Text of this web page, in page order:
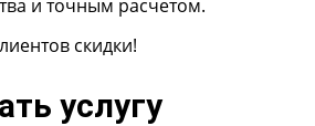
и точным расчетом.
скидки!
услугу